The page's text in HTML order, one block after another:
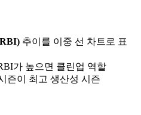
추이를 이중 선 차트로 표
가 높으면 클린업 역할
즌이 최고 생산성 시즌